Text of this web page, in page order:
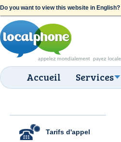
Do you want to view this website in English?
Accueil Services
Tarifs d'appel